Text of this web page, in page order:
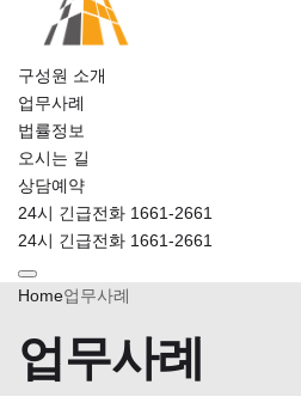
구성원 소개
업무사례
법률정보
오시는 길
상담예약
24시 긴급전화 1661-2661
24시 긴급전화 1661-2661
Home업무사례
업무사례